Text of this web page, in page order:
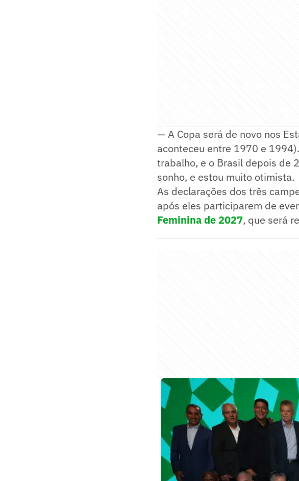
— A Copa será de novo nos
aconteceu entre 1970 e
trabalho, e o Brasil depois de
sonho, e estou muito otimista.
As declarações dos três
após eles participarem de
Feminina de 2027, que será